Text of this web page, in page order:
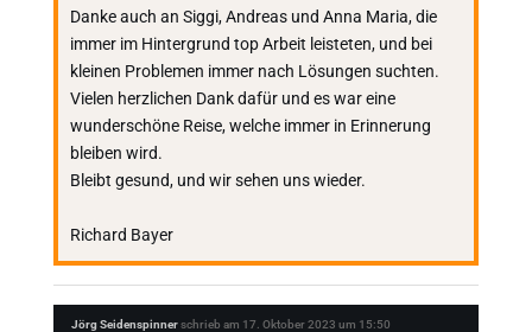
Danke auch an Siggi, Andreas und Anna Maria, die
immer im Hintergrund top Arbeit leisteten, und bei
kleinen Problemen immer nach Lösungen suchten.
Vielen herzlichen Dank dafür und es war eine
wunderschöne Reise, welche immer in Erinnerung
bleiben wird.
Bleibt gesund, und wir sehen uns wieder.
Richard Bayer
Jörg Seidenspinnerschrieb am 17. Oktober 2023 um 15:50